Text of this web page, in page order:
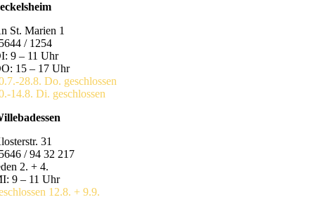
St. Marien 1
/ 1254
9 – 11 Uhr
15 – 17 Uhr
28.8. Do. geschlossen
14.8. Di. geschlossen
31
/ 94 32 217
2. + 4.
9 – 11 Uhr
12.8. + 9.9.